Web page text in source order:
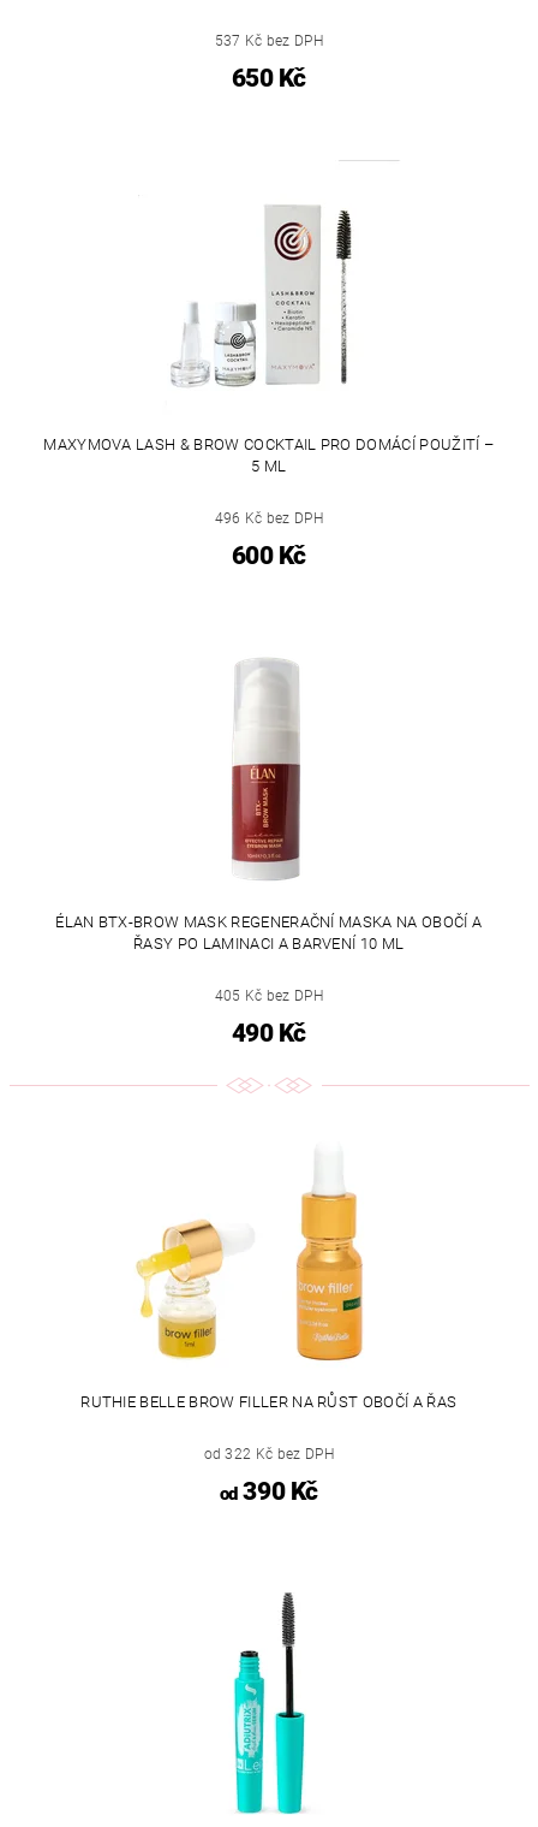
537 Kč bez DPH
650 Kč
MAXYMOVA LASH & BROW COCKTAIL PRO DOMÁCÍ POUŽITÍ –
5 ML
496 Kč bez DPH
600 Kč
ÉLAN BTX-BROW MASK REGENERAČNÍ MASKA NA OBOČÍ A
ŘASY PO LAMINACI A BARVENÍ 10 ML
405 Kč bez DPH
490 Kč
RUTHIE BELLE BROW FILLER NA RŮST OBOČÍ A ŘAS
od 322 Kč bez DPH
od390 Kč